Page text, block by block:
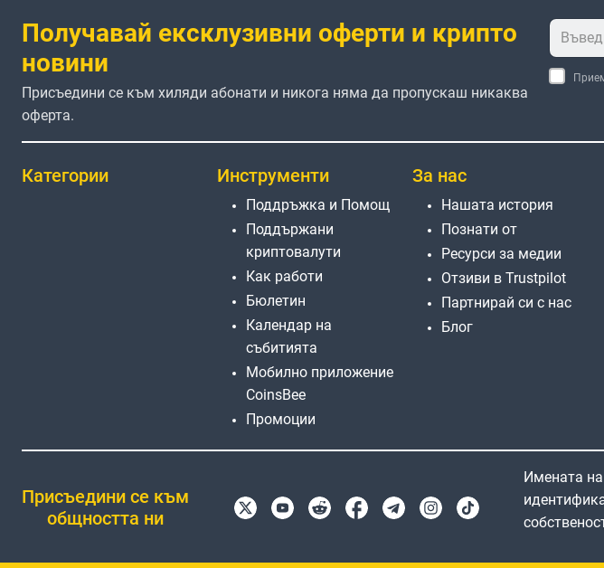
Получавай ексклузивни оферти и крипто
новини
Присъедини се към хиляди абонати и никога няма да пропускаш никаква
оферта.
Категории Инструменти
Поддръжка и Помощ
Поддържани
криптовалути
Как работи
Бюлетин
Календар на
събитията
Мобилно приложение
CoinsBee
Промоции
За нас
Нашата история
Познати от
Ресурси за медии
Отзиви в Trustpilot
Партнирай си с нас
Блог
Присъедини се към
общността ни
Имената на